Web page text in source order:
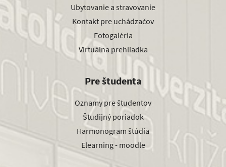
Ubytovanie a stravovanie
Kontakt pre uchádzačov
Fotogaléria
Virtuálna prehliadka
Pre študenta
Oznamy pre študentov
Študijný poriadok
Harmonogram štúdia
Elearning - moodle